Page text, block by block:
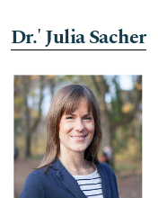
Dr.' Julia Sacher